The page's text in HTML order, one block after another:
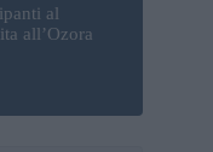
al
all’Ozora